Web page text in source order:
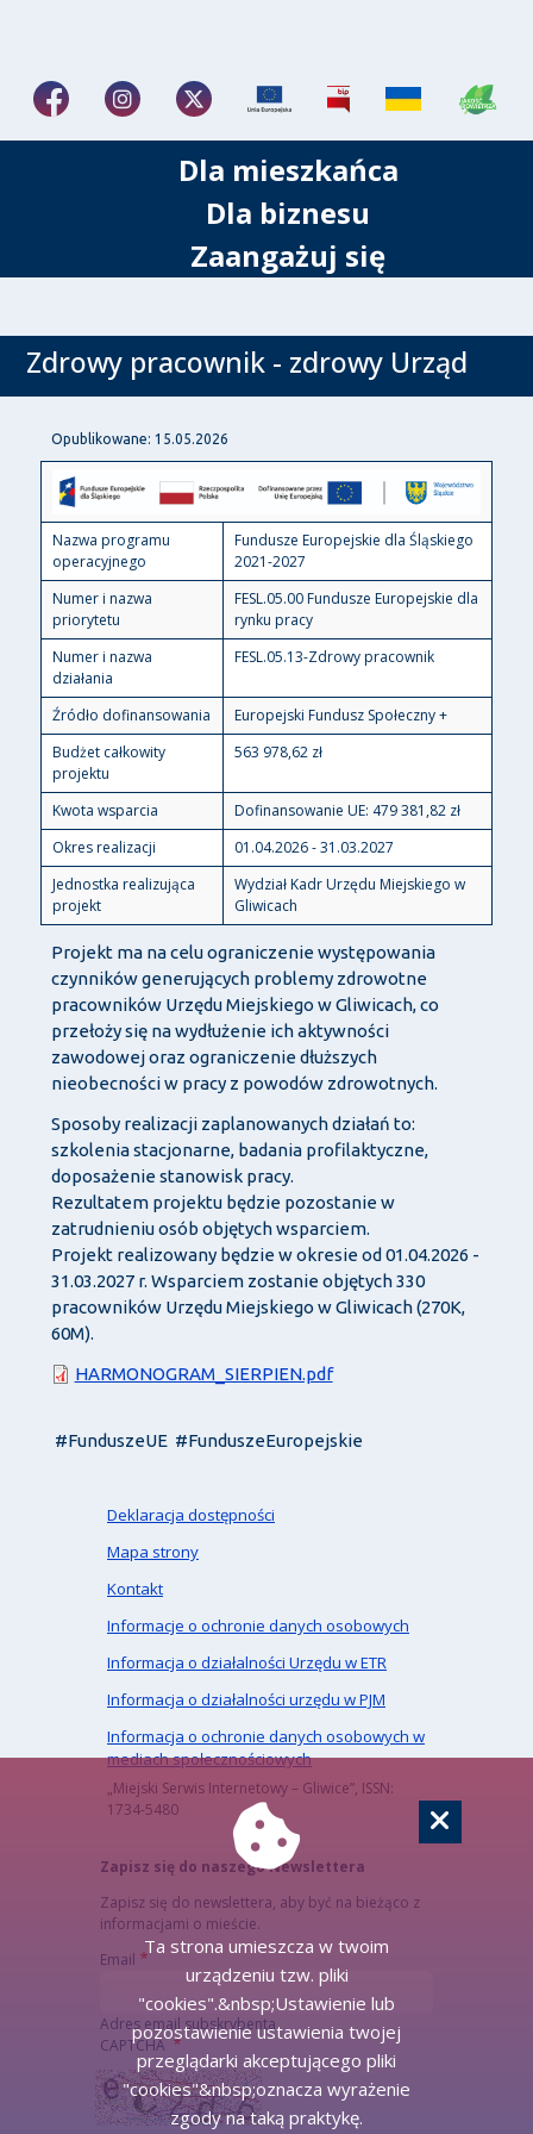
Dla mieszkańca
Dla biznesu
Zaangażuj się
Zdrowy pracownik - zdrowy Urząd
Opublikowane: 15.05.2026
Nazwa programu
operacyjnego
Fundusze Europejskie dla Śląskiego
2021-2027
Numer i nazwa
priorytetu
FESL.05.00 Fundusze Europejskie dla
rynku pracy
Numer i nazwa
działania
FESL.05.13-Zdrowy pracownik
Źródło dofinansowania
Europejski Fundusz Społeczny +
Budżet całkowity
projektu
563 978,62 zł
Kwota wsparcia
Dofinansowanie UE: 479 381,82 zł
Okres realizacji
01.04.2026 - 31.03.2027
Jednostka realizująca
projekt
Wydział Kadr Urzędu Miejskiego w
Gliwicach
Projekt ma na celu ograniczenie występowania
czynników generujących problemy zdrowotne
pracowników Urzędu Miejskiego w Gliwicach, co
przełoży się na wydłużenie ich aktywności
zawodowej oraz ograniczenie dłuższych
nieobecności w pracy z powodów zdrowotnych.
Sposoby realizacji zaplanowanych działań to:
szkolenia stacjonarne, badania profilaktyczne,
doposażenie stanowisk pracy.
Rezultatem projektu będzie pozostanie w
zatrudnieniu osób objętych wsparciem.
Projekt realizowany będzie w okresie od 01.04.2026 -
31.03.2027 r. Wsparciem zostanie objętych 330
pracowników Urzędu Miejskiego w Gliwicach (270K,
60M).
Dokument
HARMONOGRAM_SIERPIEN.pdf
#FunduszeUE #FunduszeEuropejskie
Deklaracja dostępności
Mapa strony
Kontakt
Informacje o ochronie danych osobowych
Informacja o działalności Urzędu w ETR
Informacja o działalności urzędu w PJM
Informacja o ochronie danych osobowych w
mediach społecznościowych
„Miejski Serwis Internetowy – Gliwice”, ISSN:
1734-5480
Zapisz się do naszego Newslettera
Zapisz się do newslettera, aby być na bieżąco z
informacjami o mieście.
Email
Adres email subskrybenta
CAPTCHA
Ta strona umieszcza w twoim
urządzeniu tzw. pliki
"cookies".&nbsp;Ustawienie lub
pozostawienie ustawienia twojej
przeglądarki akceptującego pliki
"cookies"&nbsp;oznacza wyrażenie
zgody na taką praktykę.